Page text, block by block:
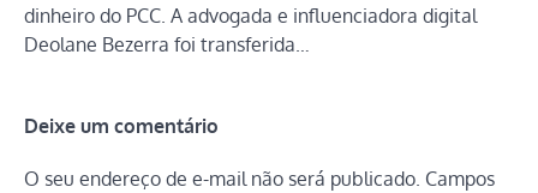
dinheiro do PCC. A advogada e influenciadora digital
Deolane Bezerra foi transferida…
Deixe um comentário
O seu endereço de e-mail não será publicado. Campos